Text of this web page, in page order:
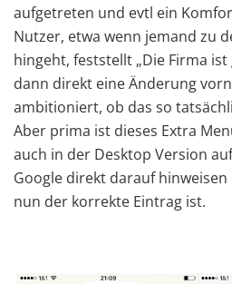
aufgetreten und evtl ein
Nutzer, etwa wenn jemand zu
hingeht, feststellt „Die Firma
dann direkt eine Änderung
ambitioniert, ob das so
Aber prima ist dieses Extra
auch in der Desktop Version
Google direkt darauf hinweisen
nun der korrekte Eintrag ist.